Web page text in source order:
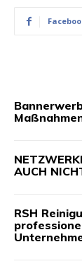
AUCH
RSH